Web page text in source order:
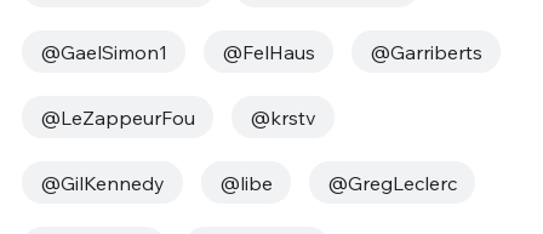
@GaelSimon1 @FelHaus @Garriberts
@LeZappeurFou @krstv
@GilKennedy @libe @GregLeclerc